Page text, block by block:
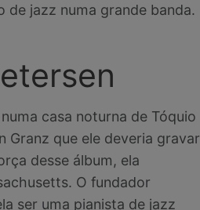
de jazz numa grande banda.
casa noturna de Tóquio
Granz que ele deveria gravar
desse álbum, ela
O fundador
ser uma pianista de jazz